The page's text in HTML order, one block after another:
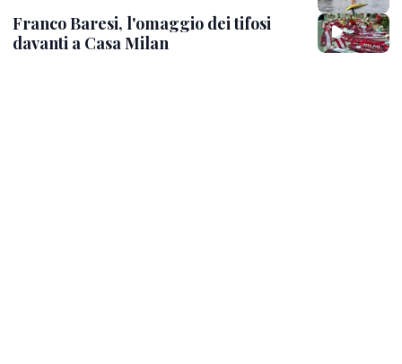
Franco Baresi, l'omaggio dei tifosi
davanti a Casa Milan